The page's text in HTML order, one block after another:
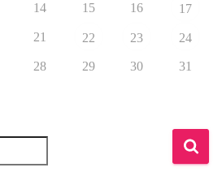
14 15 16 17
21 22 23 24
28 29 30 31